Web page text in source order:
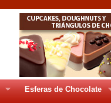
Esferas de Chocolate